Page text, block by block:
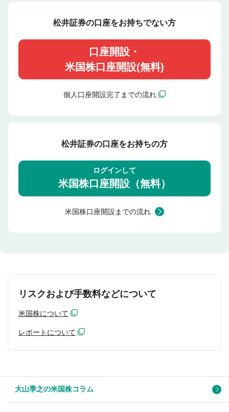
松井証券の口座をお持ちでない方
口座開設・
米国株口座開設(無料)
個人口座開設完了までの流れ
松井証券の口座をお持ちの方
ログインして
米国株口座開設（無料）
米国株口座開設までの流れ
リスクおよび手数料などについて
米国株について
レポートについて
大山季之の米国株コラム